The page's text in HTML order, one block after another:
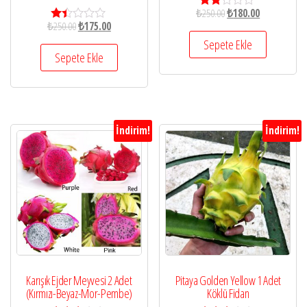
5
den
1.4
oy
₺250.00₺175.00
Sepete Ekle
5
n
1.77
aldı
₺250.00₺180.00
Sepete Ekle
İndirim!
Karışık Ejder Meyvesi 2 Adet
(Kırmızı-Beyaz-Mor-Pembe)
İndirim!
Pitaya Golden Yellow 1 Adet
Köklü Fidan